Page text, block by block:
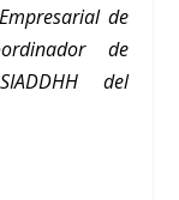
de
de
del